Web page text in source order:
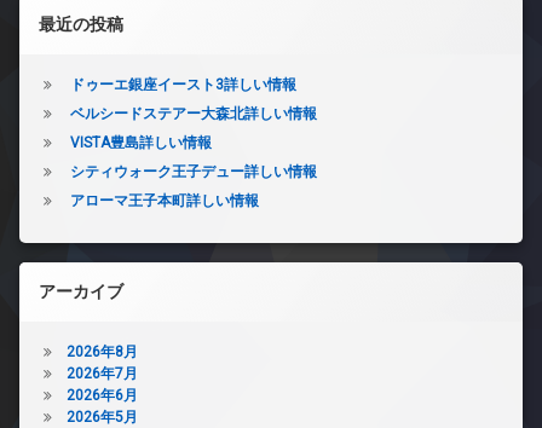
左サイドバー
最近の投稿
ドゥーエ銀座イースト3詳しい情報
ベルシードステアー大森北詳しい情報
VISTA豊島詳しい情報
シティウォーク王子デュー詳しい情報
アローマ王子本町詳しい情報
アーカイブ
2026年8月
2026年7月
2026年6月
2026年5月